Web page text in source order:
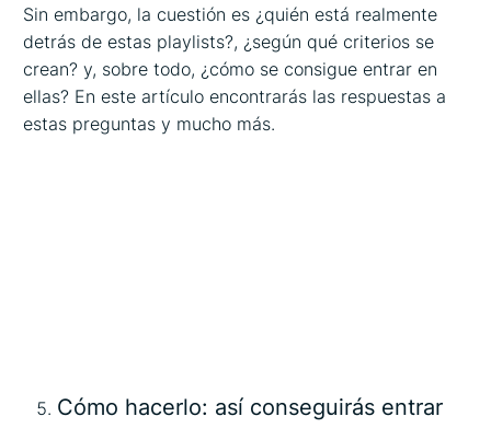
Sin embargo, la cuestión es ¿quién está realmente
detrás de estas playlists?, ¿según qué criterios se
crean? y, sobre todo, ¿cómo se consigue entrar en
ellas? En este artículo encontrarás las respuestas a
estas preguntas y mucho más.
Cómo hacerlo: así conseguirás entrar